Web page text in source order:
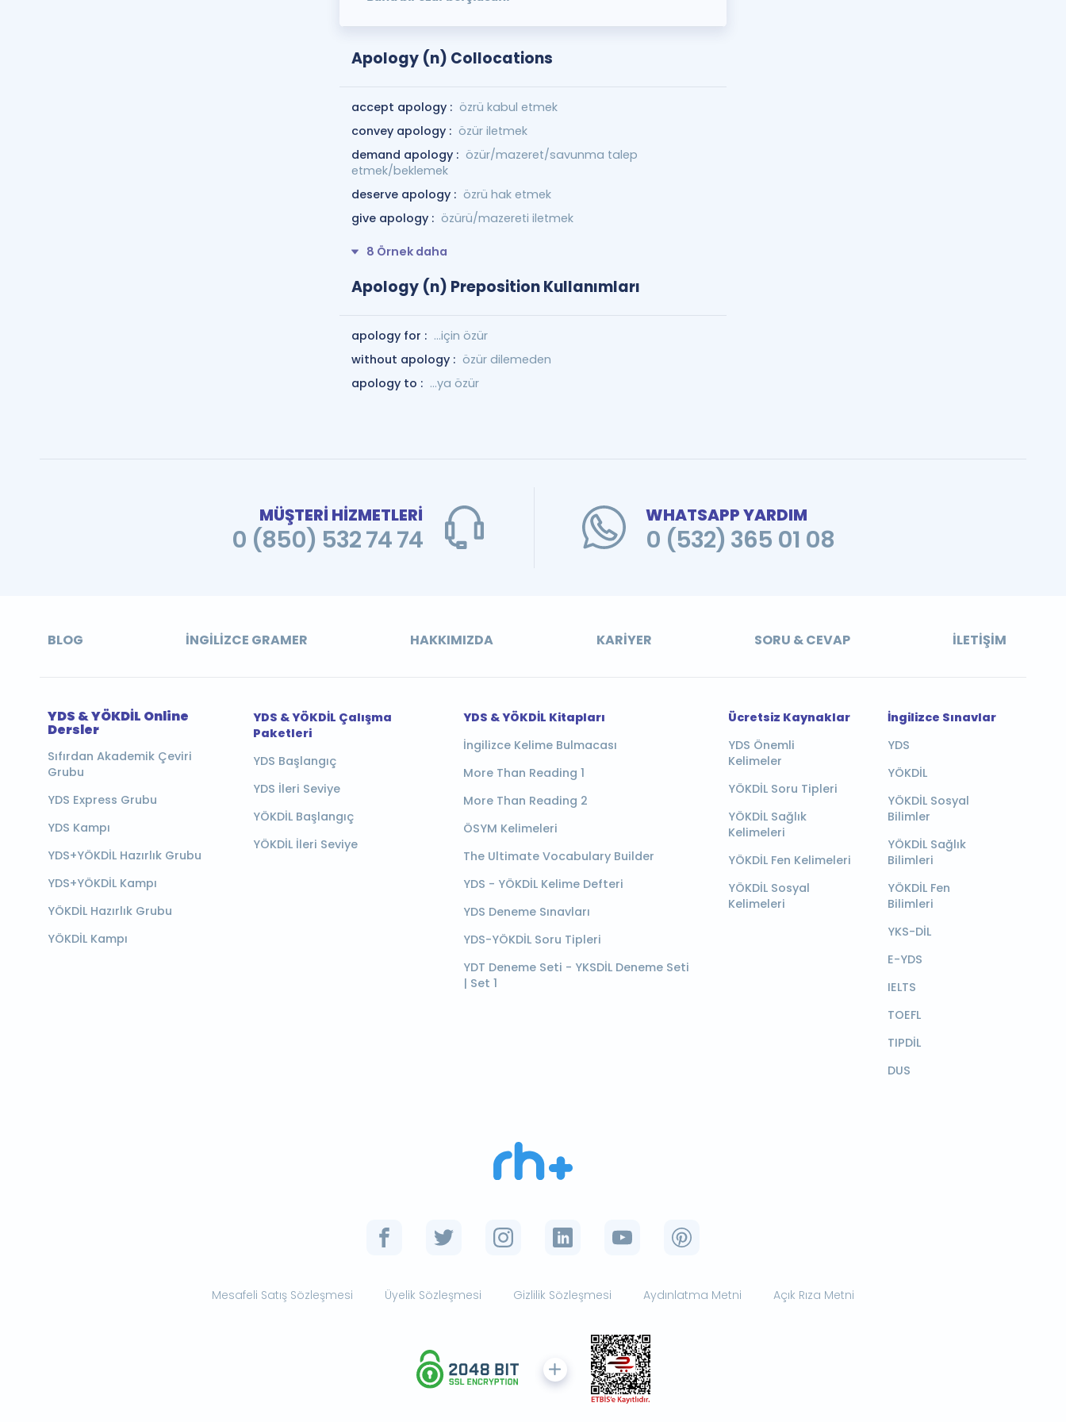
Apology (n) Collocations
accept apology : özrü kabul etmek
convey apology : özür iletmek
demand apology : özür/mazeret/savunma talep
etmek/beklemek
deserve apology : özrü hak etmek
give apology : özürü/mazereti iletmek
8 Örnek daha
Apology (n) Preposition Kullanımları
apology for : …için özür
without apology : özür dilemeden
apology to : ...ya özür
MÜŞTERİ HİZMETLERİ
0 (850) 532 74 74
WHATSAPP YARDIM
0 (532) 365 01 08
BLOG İNGILIZCE GRAMER HAKKIMIZDA KARIYER SORU & CEVAP İLETIŞIM
YDS & YÖKDİL Online
Dersler
Sıfırdan Akademik Çeviri
Grubu
YDS Express Grubu
YDS Kampı
YDS+YÖKDİL Hazırlık Grubu
YDS+YÖKDİL Kampı
YÖKDİL Hazırlık Grubu
YÖKDİL Kampı
YDS & YÖKDİL Çalışma
Paketleri
YDS Başlangıç
YDS İleri Seviye
YÖKDİL Başlangıç
YÖKDİL İleri Seviye
YDS & YÖKDİL Kitapları
İngilizce Kelime Bulmacası
More Than Reading 1
More Than Reading 2
ÖSYM Kelimeleri
The Ultimate Vocabulary Builder
YDS - YÖKDİL Kelime Defteri
YDS Deneme Sınavları
YDS-YÖKDİL Soru Tipleri
YDT Deneme Seti - YKSDİL Deneme Seti
| Set 1
Ücretsiz Kaynaklar
YDS Önemli
Kelimeler
YÖKDİL Soru Tipleri
YÖKDİL Sağlık
Kelimeleri
YÖKDİL Fen Kelimeleri
YÖKDİL Sosyal
Kelimeleri
İngilizce Sınavlar
YDS
YÖKDİL
YÖKDİL Sosyal
Bilimler
YÖKDİL Sağlık
Bilimleri
YÖKDİL Fen
Bilimleri
YKS-DİL
E-YDS
IELTS
TOEFL
TIPDİL
DUS
Mesafeli Satış Sözleşmesi Üyelik Sözleşmesi Gizlilik Sözleşmesi Aydınlatma Metni Açık Rıza Metni